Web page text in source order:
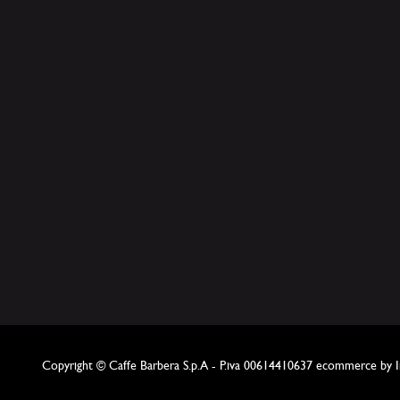
Copyright © Caffe Barbera S.p.A - P.iva 00614410637 ecommerce by